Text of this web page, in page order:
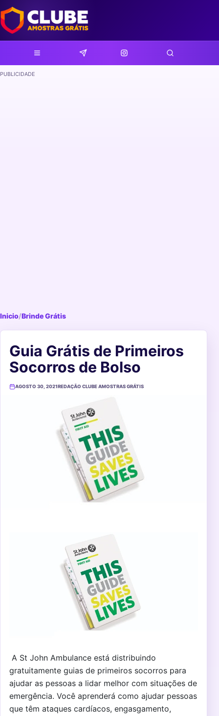
PUBLICIDADE
Inicio/Brinde Grátis
Guia Grátis de Primeiros
Socorros de Bolso
AGOSTO 30, 2021REDAÇÃO CLUBE AMOSTRAS GRÁTIS
A St John Ambulance está distribuindo
gratuitamente guias de primeiros socorros para
ajudar as pessoas a lidar melhor com situações de
emergência. Você aprenderá como ajudar pessoas
que têm ataques cardíacos, engasgamento,